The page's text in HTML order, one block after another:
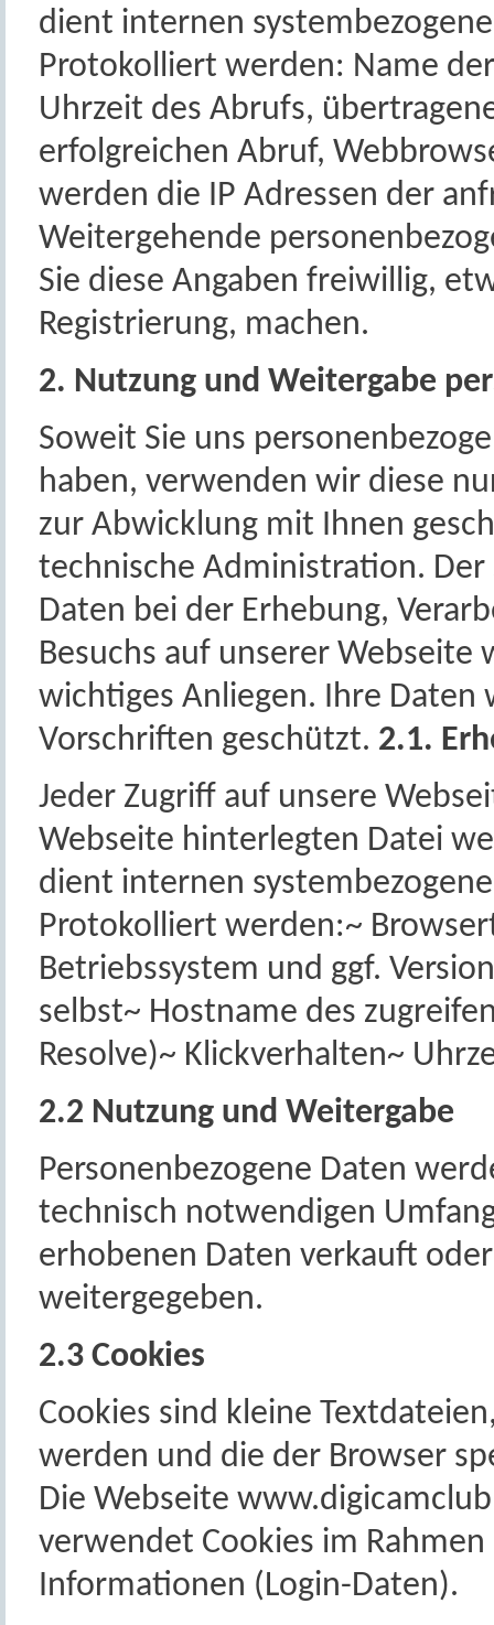
dient internen
Protokolliert werden: Name
Uhrzeit des Abrufs,
erfolgreichen Abruf,
werden die IP Adressen der
Weitergehende
Sie diese Angaben freiwillig,
Registrierung, machen.
2. Nutzung und Weitergabe
Soweit Sie uns
haben, verwenden wir diese
zur Abwicklung mit Ihnen
technische Administration.
Daten bei der Erhebung,
Besuchs auf unserer
wichtiges Anliegen. Ihre Daten
Vorschriften geschützt. 2.1.
Jeder Zugriff auf unsere
Webseite hinterlegten Datei
dient internen
Protokolliert werden:~
Betriebssystem und ggf.
selbst~ Hostname des
Resolve)~ Klickverhalten~
2.2 Nutzung und Weitergabe
Personenbezogene Daten
technisch notwendigen
erhobenen Daten verkauft
weitergegeben.
2.3 Cookies
Cookies sind kleine
werden und die der Browser
Die Webseite
verwendet Cookies im
Informationen (Login-Daten).